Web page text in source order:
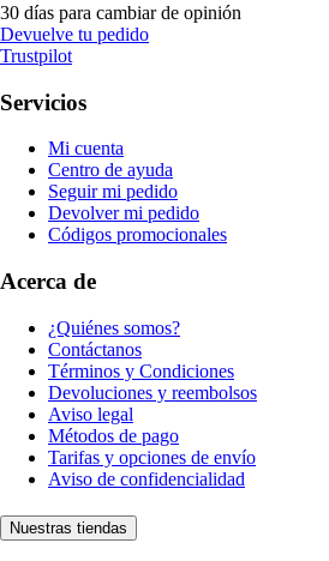
30 días para cambiar de opinión
Devuelve tu pedido
Trustpilot
Servicios
Mi cuenta
Centro de ayuda
Seguir mi pedido
Devolver mi pedido
Códigos promocionales
Acerca de
¿Quiénes somos?
Contáctanos
Términos y Condiciones
Devoluciones y reembolsos
Aviso legal
Métodos de pago
Tarifas y opciones de envío
Aviso de confidencialidad
Nuestras tiendas